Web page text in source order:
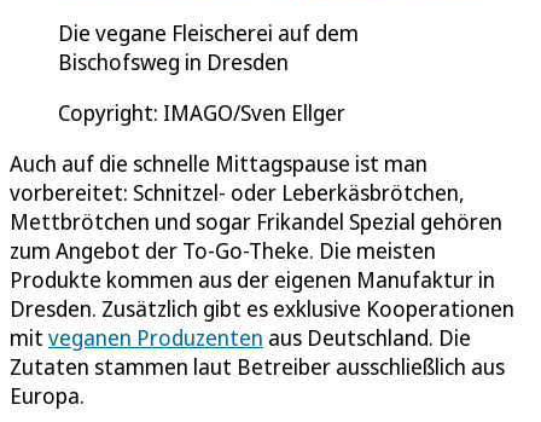
Die vegane Fleischerei auf dem
Bischofsweg in Dresden
Copyright: IMAGO/Sven Ellger
Auch auf die schnelle Mittagspause ist man
vorbereitet: Schnitzel- oder Leberkäsbrötchen,
Mettbrötchen und sogar Frikandel Spezial gehören
zum Angebot der To-Go-Theke. Die meisten
Produkte kommen aus der eigenen Manufaktur in
Dresden. Zusätzlich gibt es exklusive Kooperationen
mit veganen Produzenten aus Deutschland. Die
Zutaten stammen laut Betreiber ausschließlich aus
Europa.